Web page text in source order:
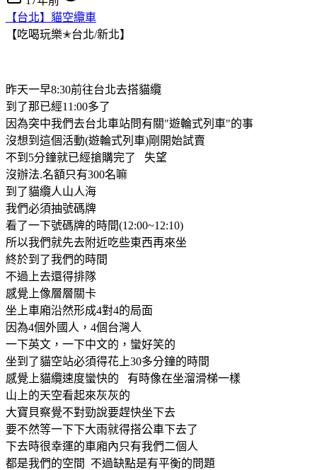
【台北】貓空纜車
【吃喝玩樂✭台北/新北】
昨天一早8:30前往台北去搭貓纜
到了那已經11:00多了
因為突中我們去台北車站問有關"遊輪式列車"的事
沒想到這個活動(遊輪式列車)剛開始試賣
不到5分鐘就已經搶購完了 失望
沒辦法.名額只有300名嘛
到了貓纜人山人海
我們必須抽號碼牌
看了一下號碼牌的時間(12:00~12:10)
所以我們就先去附近吃些東西再來坐
終於到了我們的時間
不過上去還得排隊
感覺上像層層關卡
坐上車廂沿然形成4對4的局面
因為4個外國人，4個台灣人
一下英文，一下中文的，蠻好笑的
坐到了貓空站必須得花上30多分鐘的時間
感覺上貓纜速度蠻快的 有時像在坐溜滑梯一樣
山上的天空看起來灰灰的
大寶貝察覺不對勁說要趕快坐下去
要不然等一下下大雨就得搭公車下去了
下去時很幸運的車廂內只有我們二個人
都是我們的空間 不過缺點是有平衡的問題